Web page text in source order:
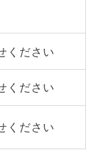
ください
ください
ください